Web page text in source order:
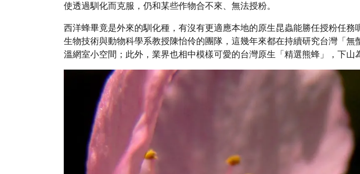
使透過馴化而克服，仍和某些作物合不來、無法授粉。
西洋蜂畢竟是外來的馴化種，有沒有更適應本地的原生昆蟲能勝任授粉任
生物技術與動物科學系教授陳怡伶的團隊，這幾年來都在持續研究台灣「
溫網室小空間；此外，業界也相中模樣可愛的台灣原生「精選熊蜂」，下山